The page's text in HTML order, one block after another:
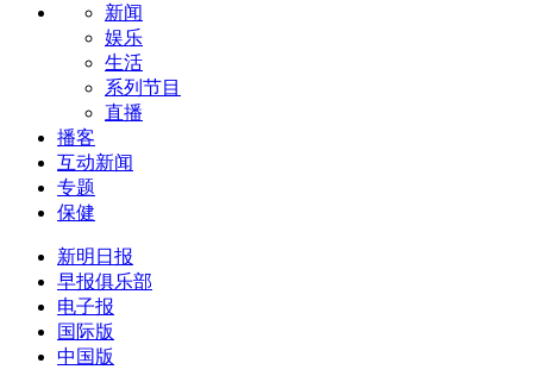
新闻
娱乐
生活
系列节目
直播
播客
互动新闻
专题
保健
新明日报
早报俱乐部
电子报
国际版
中国版